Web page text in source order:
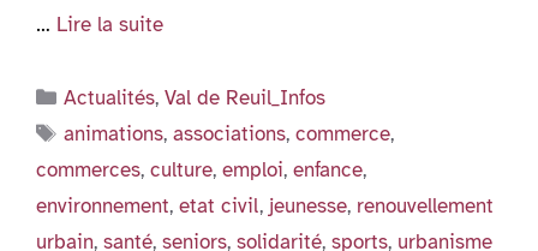
… Lire la suite
Catégories
Actualités,Val de Reuil_Infos
Étiquettes
animations,associations,commerce,
commerces, culture, emploi, enfance,
environnement, etat civil, jeunesse, renouvellement
urbain, santé, seniors, solidarité, sports, urbanisme